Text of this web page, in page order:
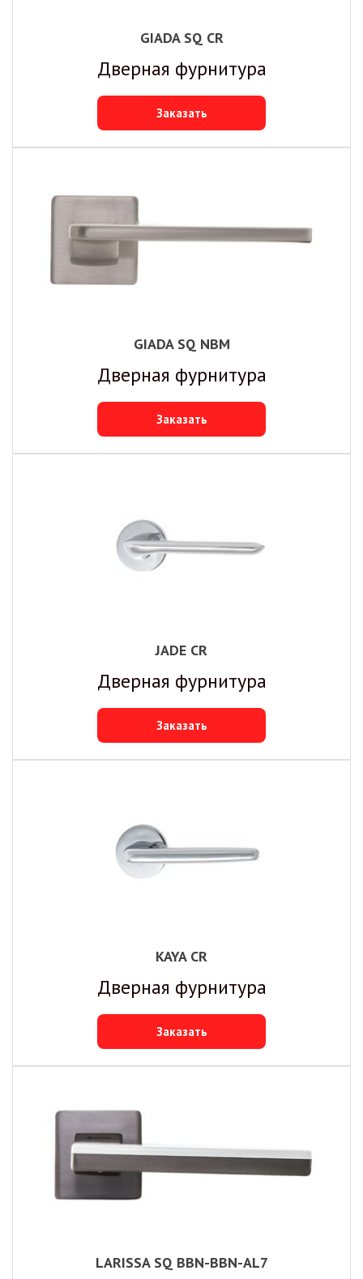
GIADA SQ CR
Дверная фурнитура
Заказать
GIADA SQ NBM
Дверная фурнитура
Заказать
JADE CR
Дверная фурнитура
Заказать
KAYA CR
Дверная фурнитура
Заказать
LARISSA SQ BBN-BBN-AL7